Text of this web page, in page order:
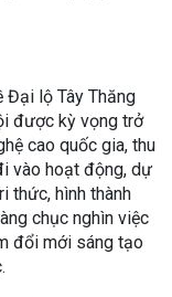
Đại lộ Tây Thăng
được kỳ vọng trở
cao quốc gia, thu
vào hoạt động, dự
thức, hình thành
chục nghìn việc
đổi mới sáng tạo